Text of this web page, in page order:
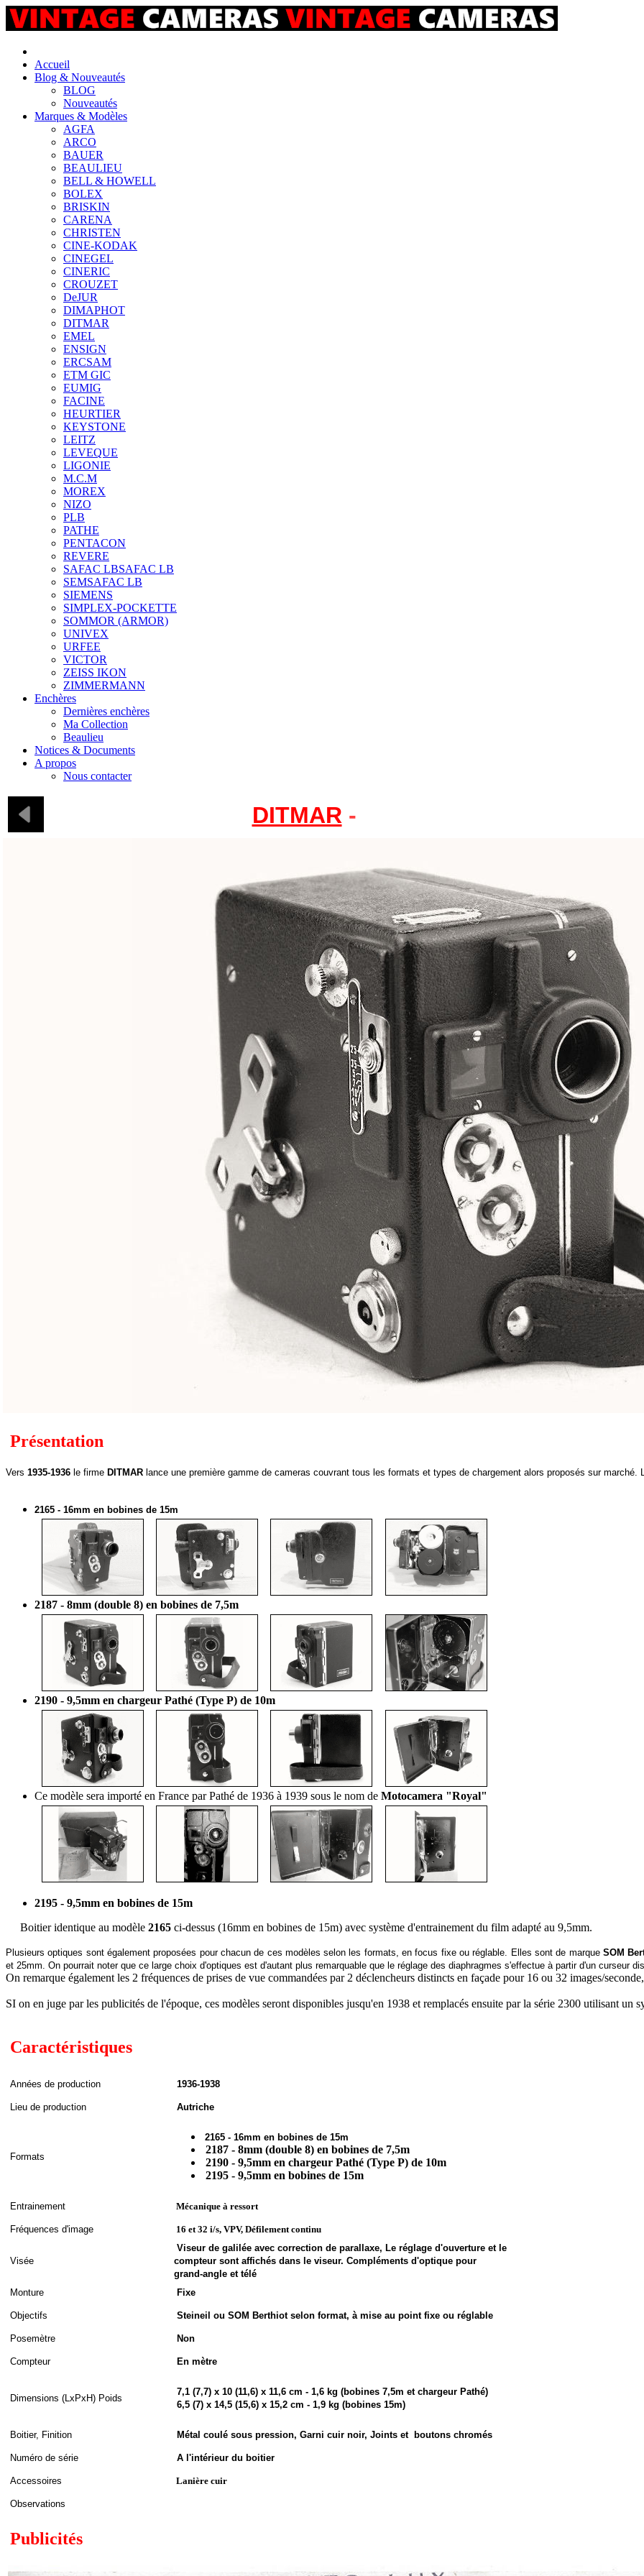
Accueil
Blog & Nouveautés
BLOG
Nouveautés
Marques & Modèles
AGFA
ARCO
BAUER
BEAULIEU
BELL & HOWELL
BOLEX
BRISKIN
CARENA
CHRISTEN
CINE-KODAK
CINEGEL
CINERIC
CROUZET
DeJUR
DIMAPHOT
DITMAR
EMEL
ENSIGN
ERCSAM
ETM GIC
EUMIG
FACINE
HEURTIER
KEYSTONE
LEITZ
LEVEQUE
LIGONIE
M.C.M
MOREX
NIZO
PLB
PATHE
PENTACON
REVERE
SAFAC LBSAFAC LB
SEMSAFAC LB
SIEMENS
SIMPLEX-POCKETTE
SOMMOR (ARMOR)
UNIVEX
URFEE
VICTOR
ZEISS IKON
ZIMMERMANN
Enchères
Dernières enchères
Ma Collection
Beaulieu
Notices & Documents
A propos
Nous contacter
DITMAR -
Présentation
Vers 1935-1936 le firme DITMAR lance une première gamme de cameras couvrant tous les formats et types de chargement alors proposés sur
2165 - 16mm en bobines de 15m
2187 - 8mm (double 8) en bobines de 7,5m
2190 - 9,5mm en chargeur Pathé (Type P) de 10m
Ce modèle sera importé en France par Pathé de 1936 à 1939 sous le nom de Motocamera "Royal"
2195 - 9,5mm en bobines de 15m
Boitier identique au modèle 2165 ci-dessus (16mm en bobines de 15m) avec système d'entrainement du film adapté au 9,5mm.
Plusieurs optiques sont également proposées pour chacun de ces modèles selon les formats, en focus fixe ou réglable. Elles sont de marque SOM
et 25mm. On pourrait noter que ce large choix d'optiques est d'autant plus remarquable que le réglage des diaphragmes s'effectue à partir d'un curseur
On remarque également les 2 fréquences de prises de vue commandées par 2 déclencheurs distincts en façade pour 16 ou 32 images/
SI on en juge par les publicités de l'époque, ces modèles seront disponibles jusqu'en 1938 et remplacés ensuite par la série 2300 utilisant un
Caractéristiques
Années de production 1936-1938
Lieu de production Autriche
Formats
2165 - 16mm en bobines de 15m
2187 - 8mm (double 8) en bobines de 7,5m
2190 - 9,5mm en chargeur Pathé (Type P) de 10m
2195 - 9,5mm en bobines de 15m
Entrainement Mécanique à ressort
Fréquences d'image 16 et 32 i/s, VPV, Défilement continu
Visée
Viseur de galilée avec correction de parallaxe, Le réglage d'ouverture et le
compteur sont affichés dans le viseur. Compléments d'optique pour
grand-angle et télé
Monture
Fixe
Objectifs Steineil ou SOM Berthiot selon format, à mise au point fixe ou réglable
Posemètre Non
Compteur En mètre
Dimensions (LxPxH) Poids
7,1 (7,7) x 10 (11,6) x 11,6 cm - 1,6 kg (bobines 7,5m et chargeur Pathé)
6,5 (7) x 14,5 (15,6) x 15,2 cm - 1,9 kg (bobines 15m)
Boitier, Finition Métal coulé sous pression, Garni cuir noir, Joints et boutons chromés
Numéro de série A l'intérieur du boitier
Accessoires Lanière cuir
Observations
Publicités